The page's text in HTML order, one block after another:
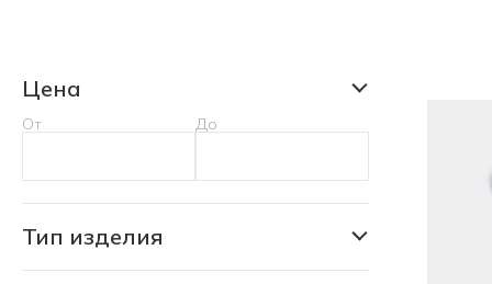
Цена
От До
Тип изделия